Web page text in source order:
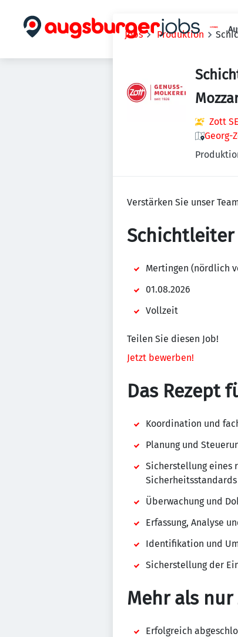
Jobs Produktion
Zott
Georg-
Verstärken Sie unser
Mertingen (nördlich
01.08.2026
Vollzeit
Teilen Sie diesen Job!
Jetzt bewerben!
Das Rezept
Koordination und
Planung und
Sicherstellung eines
Sicherheitsstandards
Überwachung und
Erfassung, Analyse
Identifikation und
Sicherstellung der
Mehr als
Erfolgreich